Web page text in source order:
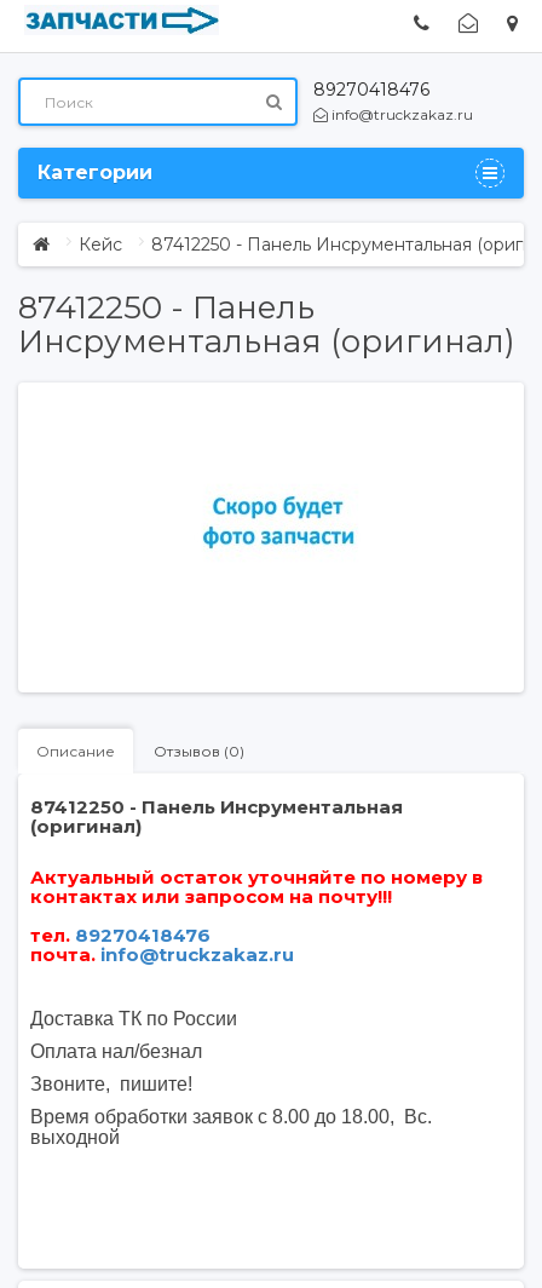
89270418476
info@truckzakaz.ru
Категории
Кейс 87412250 - Панель Инсрументальная
87412250 - Панель
Инсрументальная (оригинал)
Описание Отзывов (0)
87412250 - Панель Инсрументальная
(оригинал)
Актуальный остаток уточняйте по номеру в
контактах или запросом на почту!!!
тел. 89270418476
почта. info@truckzakaz.ru
Доставка ТК по России
Оплата нал/безнал
Звоните, пишите!
Время обработки заявок с 8.00 до 18.00, Вс.
выходной